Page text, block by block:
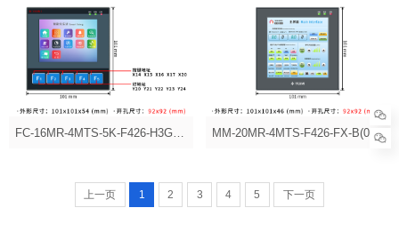
MM-20MR-4MTS-F426-FX-B(0485)
上一页 1 2 3 4 5 下一页